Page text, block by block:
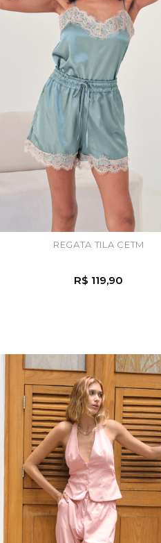
REGATA TILA CETM
R$ 119,90